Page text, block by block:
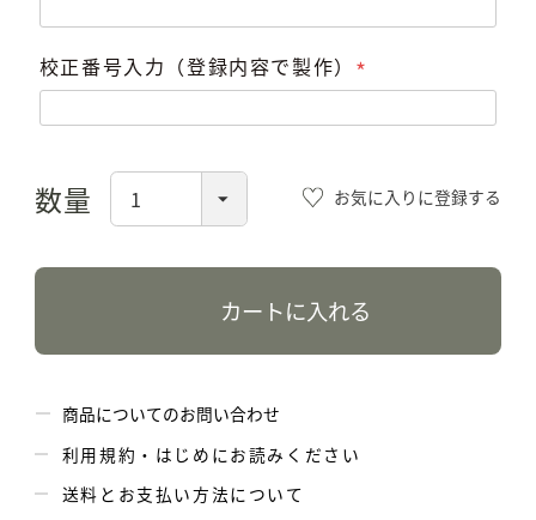
須)
校正番号入力（登録内容で製作）
須)
お気に入りに登録する
カートに入れる
商品についてのお問い合わせ
利用規約・はじめにお読みください
送料とお支払い方法について